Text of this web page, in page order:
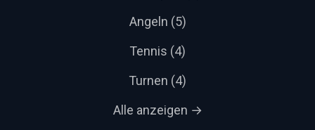
Angeln (5)
Tennis (4)
Turnen (4)
Alle anzeigen →